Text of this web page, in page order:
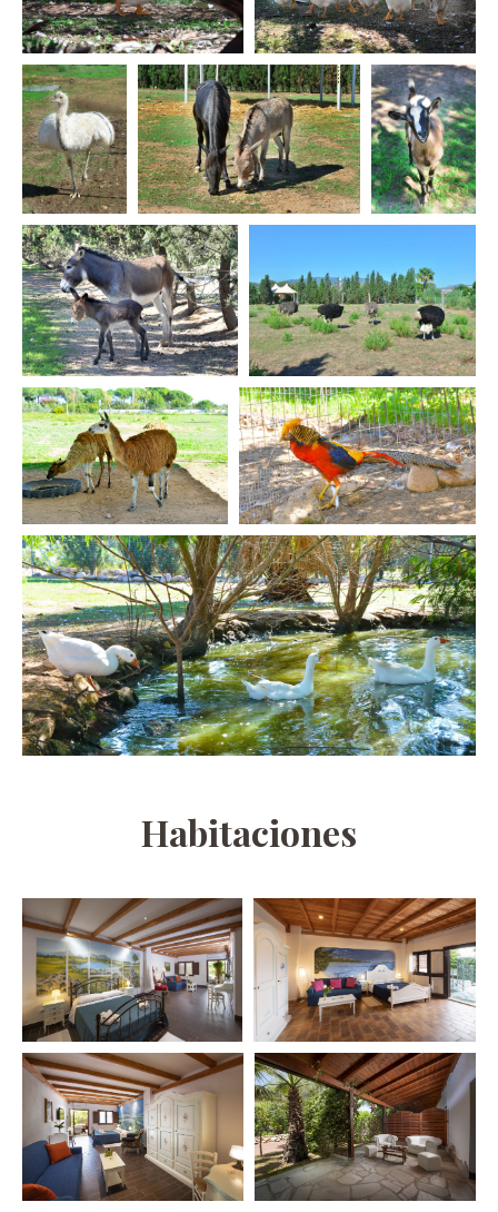
Habitaciones